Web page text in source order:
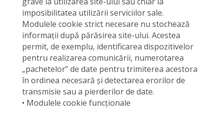
imposibilitatea utilizării serviciilor sale.
Modulele cookie strict necesare nu stochează
informații după părăsirea site-ului. Acestea
permit, de exemplu, identificarea dispozitivelor
pentru realizarea comunicării, numerotarea
„pachetelor” de date pentru trimiterea acestora
în ordinea necesară și detectarea erorilor de
transmisie sau a pierderilor de date.
• Modulele cookie funcționale